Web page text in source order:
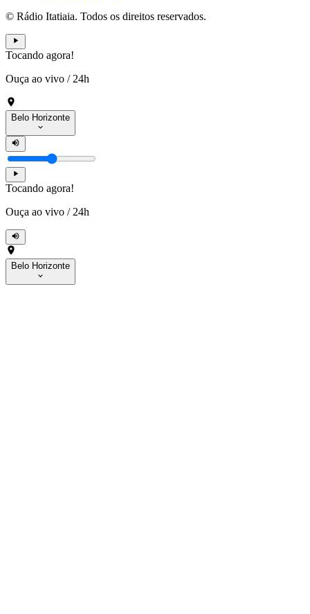
© Rádio Itatiaia. Todos os direitos reservados.
Tocando agora!
Ouça ao vivo / 24h
Belo Horizonte
Tocando agora!
Ouça ao vivo / 24h
Belo Horizonte